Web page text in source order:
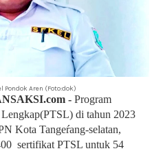
Pondok Aren (Foto:dok)
- Program
di tahun 2023
Kota Tangeŕang-selatan,
sertifikat PTSL untuk 54